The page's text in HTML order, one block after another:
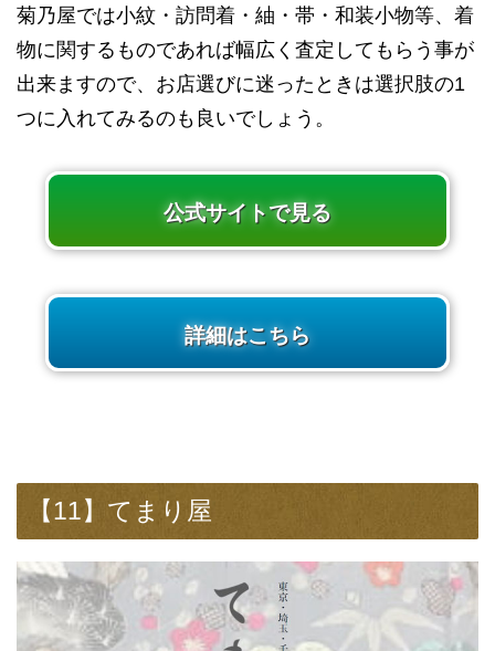
菊乃屋では小紋・訪問着・紬・帯・和装小物等、着
物に関するものであれば幅広く査定してもらう事が
出来ますので、お店選びに迷ったときは選択肢の1
つに入れてみるのも良いでしょう。
公式サイトで見る
詳細はこちら
【11】てまり屋